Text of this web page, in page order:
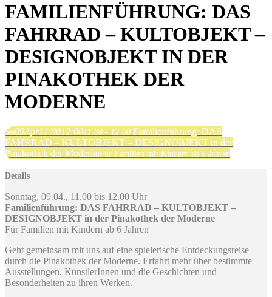
FAMILIENFÜHRUNG: DAS
FAHRRAD – KULTOBJEKT –
DESIGNOBJEKT IN DER
PINAKOTHEK DER
MODERNE
So09Apr11:0012:0011:00 - 12:00 Familienführung: DAS
FAHRRAD – KULTOBJEKT – DESIGNOBJEKT in der
Pinakothek der ModerneFür Familien mit Kindern ab 6 Jahren
Details
Sonntag, 09.04., 11.00 bis 12.00 Uhr
Familienführung: DAS FAHRRAD – KULTOBJEKT –
DESIGNOBJEKT in der Pinakothek der Moderne
Für Familien mit Kindern ab 6 Jahren
Geht gemeinsam mit uns auf eine spielerische Entdeckungsreise
durch die Pinakothek der Moderne. Erfahrt mehr über bestimmte
Ausstellungen, KünstlerInnen und die Geschichten und
Besonderheiten zu ihren Werken.